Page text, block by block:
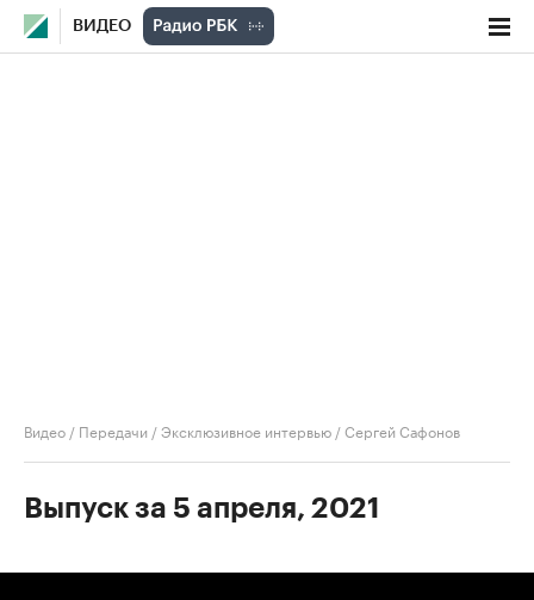
ВИДЕО
Видео / Передачи /Эксклюзивное интервью /Сергей Сафонов
Выпуск за 5 апреля, 2021